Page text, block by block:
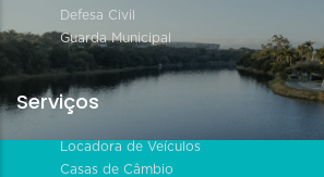
Defesa Civil
Guarda Municipal
Serviços
Locadora de Veículos
Casas de Câmbio